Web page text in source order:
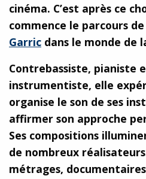
cinéma. C’est après ce
commence le parcours de
Garric dans le monde de
Contrebassiste, pianiste
instrumentiste, elle
organise le son de ses
affirmer son approche
Ses compositions
de nombreux
métrages,